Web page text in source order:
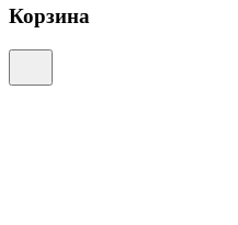
Корзина